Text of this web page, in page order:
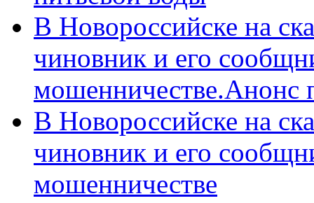
В Новороссийске на
чиновник и его
мошенничестве.Анонс
В Новороссийске на
чиновник и его
мошенничестве